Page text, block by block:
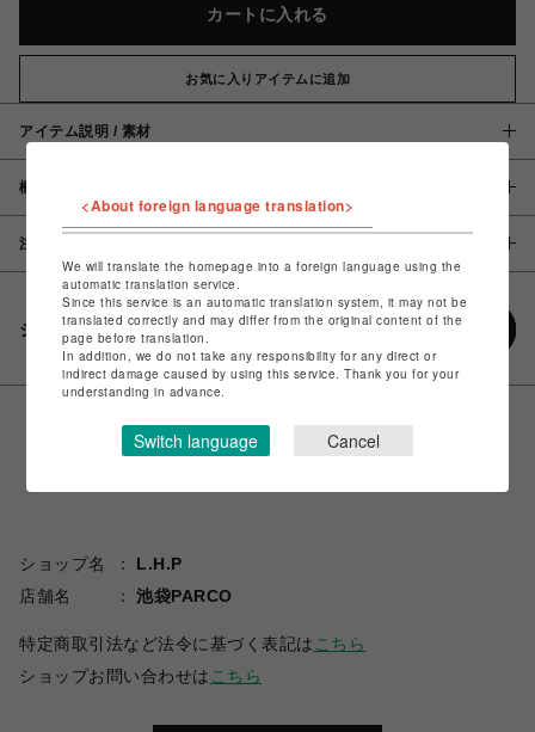
カートに入れる
お気に入りアイテムに追加
アイテム説明 / 素材
概要
注意事項
シェアする
ショップ名
L.H.P
店舗名
池袋PARCO
特定商取引法など法令に基づく表記は こちら
ショップお問い合わせは こちら
<About foreign language translation>
We will translate the homepage into a foreign language using the
automatic translation service.
Since this service is an automatic translation system, it may not be
translated correctly and may differ from the original content of the
page before translation.
In addition, we do not take any responsibility for any direct or
indirect damage caused by using this service. Thank you for your
understanding in advance.
Switch language Cancel